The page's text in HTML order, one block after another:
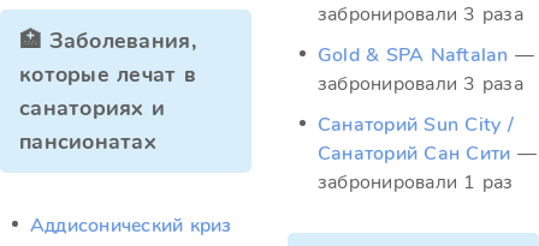
🏥 Заболевания,
которые лечат в
санаториях и
пансионатах
Аддисонический криз
забронировали 3 раза
Gold & SPA Naftalan —
забронировали 3 раза
Санаторий Sun City /
Санаторий Сан Сити —
забронировали 1 раз